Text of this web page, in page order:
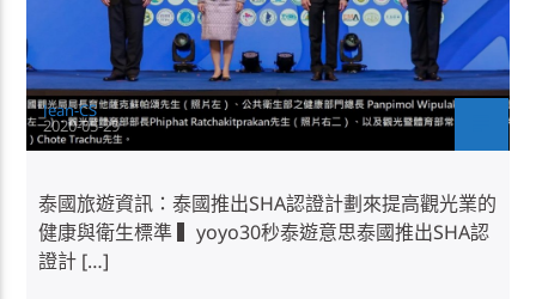
Jean-CS
2020-05-29
泰國旅遊資訊：泰國推出SHA認證計劃來提高觀光業的
健康與衛生標準 ▍yoyo30秒泰遊意思泰國推出SHA認
證計 […]